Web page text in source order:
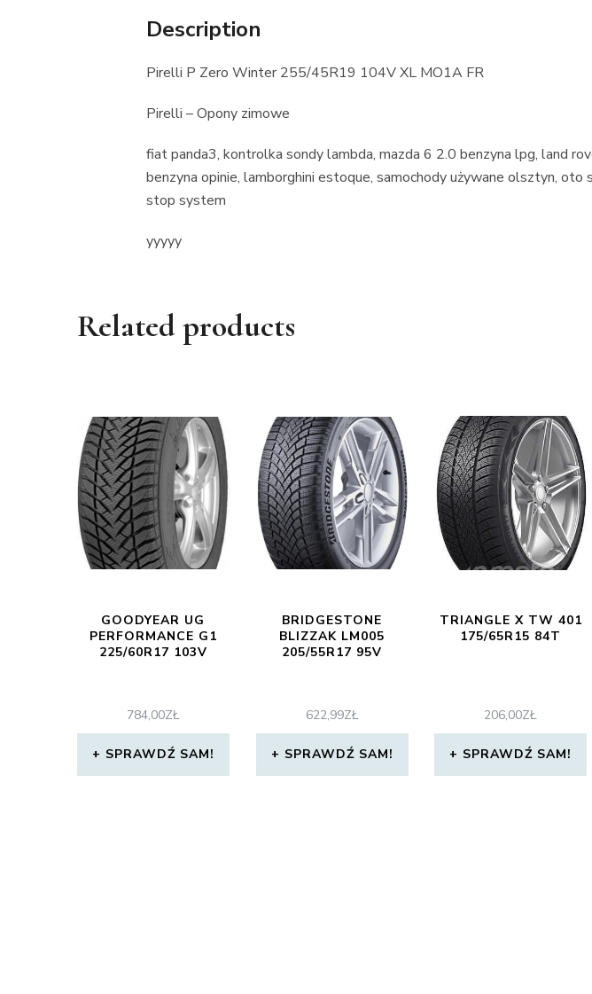
Description
Pirelli P Zero Winter 255/45R19 104V XL MO1A FR
Pirelli – Opony zimowe
fiat panda3, kontrolka sondy lambda, mazda 6 2.0 benzyna lpg, land
benzyna opinie, lamborghini estoque, samochody używane olsztyn,
stop system
yyyyy
Related products
GOODYEAR UG
PERFORMANCE G1
225/60R17 103V
784,00ZŁ
SPRAWDŹ SAM!
BRIDGESTONE
BLIZZAK LM005
205/55R17 95V
622,99ZŁ
SPRAWDŹ SAM!
TRIANGLE X TW 401
175/65R15 84T
206,00ZŁ
SPRAWDŹ SAM!